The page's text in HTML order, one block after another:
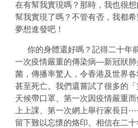
在有幫我實現嗎？那時，我也很
幫我實現了嗎？不管有否，我都
夢想進發吧！
你的身體還好嗎？ 記得二十年
一次疫情嚴重的傳染病—新冠狀
菌，傳播率驚人，令香港及世界各
甚至死亡。我們還嘗試了很多的
天候帶口罩、第一次因疫情嚴重
上上課、第一次網上舉行家長日
留下難以忘懷的烙印。相信在二